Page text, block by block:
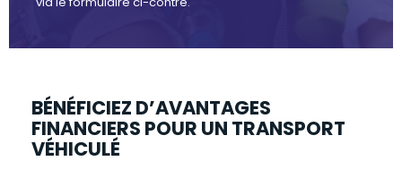
BÉNÉFICIEZ D’AVANTAGES
FINANCIERS POUR UN TRANSPORT
VÉHICULÉ